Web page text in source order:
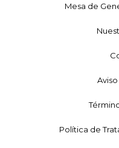
Mesa de
Política de